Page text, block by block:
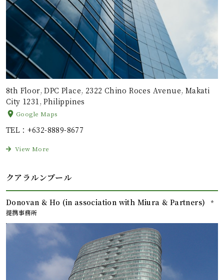
8th Floor, DPC Place, 2322 Chino Roces Avenue, Makati
City 1231, Philippines
Google Maps
TEL ：+632-8889-8677
View More
クアラルンプール
Donovan & Ho (in association with Miura & Partners)
*
提携事務所